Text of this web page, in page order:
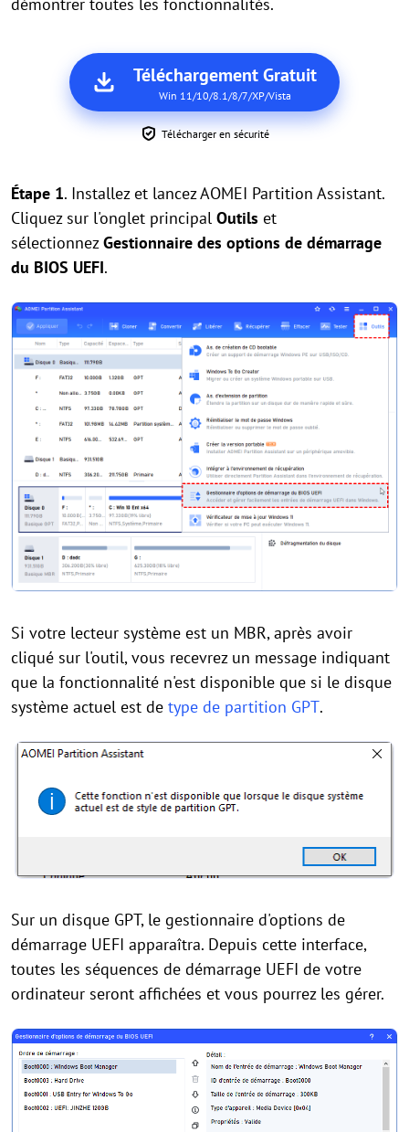
Téléchargement Gratuit
Win 11/10/8.1/8/7/XP/Vista
Télécharger en sécurité
Étape 1. Installez et lancez AOMEI Partition Assistant.
Cliquez sur l'onglet principal Outils et
sélectionnezGestionnaire des options de démarrage
du BIOS UEFI.
Si votre lecteur système est un MBR, après avoir
cliqué sur l'outil, vous recevrez un message indiquant
que la fonctionnalité n'est disponible que si le disque
système actuel est de type de partition GPT.
Sur un disque GPT, le gestionnaire d'options de
démarrage UEFI apparaîtra. Depuis cette interface,
toutes les séquences de démarrage UEFI de votre
ordinateur seront affichées et vous pourrez les gérer.